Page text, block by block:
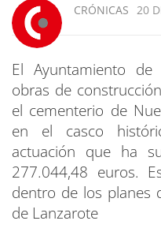
CRÓNICAS 20
El Ayuntamiento
obras de
el cementerio de
en el casco
actuación que ha
277.044,48 euros.
dentro de los planes
de Lanzarote